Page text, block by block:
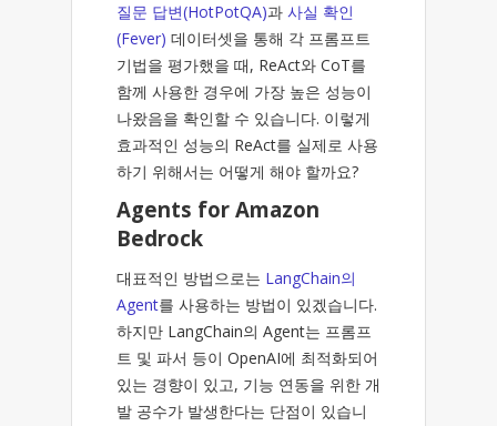
질문 답변(HotPotQA)과 사실 확인
(Fever) 데이터셋을 통해 각 프롬프트
기법을 평가했을 때, ReAct와 CoT를
함께 사용한 경우에 가장 높은 성능이
나왔음을 확인할 수 있습니다. 이렇게
효과적인 성능의 ReAct를 실제로 사용
하기 위해서는 어떻게 해야 할까요?
Agents for Amazon
Bedrock
대표적인 방법으로는 LangChain의
Agent를 사용하는 방법이 있겠습니다.
하지만 LangChain의 Agent는 프롬프
트 및 파서 등이 OpenAI에 최적화되어
있는 경향이 있고, 기능 연동을 위한 개
발 공수가 발생한다는 단점이 있습니